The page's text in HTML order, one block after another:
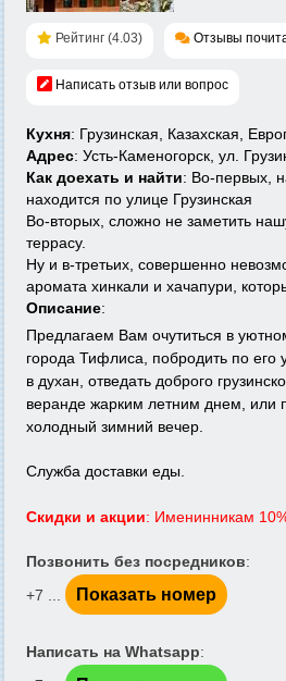
Рейтинг (4.03) Отзывы
Написать отзыв или вопрос
Кухня: Грузинская, Казахская,
Адрес: Усть-Каменогорск, ул.
Как доехать и найти: Во-первых,
находится по улице Грузинская
Во-вторых, сложно не заметить
террасу.
Ну и в-третьих, совершенно
аромата хинкали и хачапури,
Описание:
Предлагаем Вам очутиться в
города Тифлиса, побродить по его
в духан, отведать доброго
веранде жарким летним днем, или
холодный зимний вечер.
Служба доставки еды.
Скидки и акции: Именинникам
Позвонить без посредников:
+7 ...
Показать номер
Написать на Whatsapp: